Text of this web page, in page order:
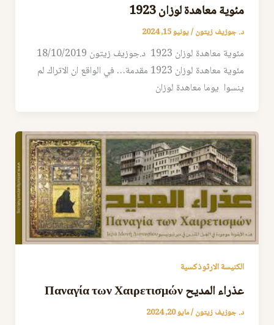
مئوية معاهدة لوزان 1923
د. جوزيف زيتون/يونيو 15, 2024
مئوية معاهدة لوزان 1923 د.جوزيف زيتون 18/10/2019
مئوية معاهدة لوزان 1923 مقدمة… في الواقع ان الاتراك لم
ينسوا يوما معاهدة لوزان
الكنيسة الارثوذكسية
عذراء المديح Παναγία των Χαιρετισμών
د. جوزيف زيتون/مايو 20, 2024